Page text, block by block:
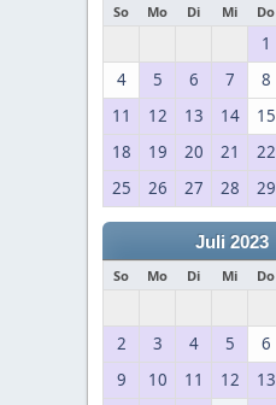
So Mo Di Mi Do
1
4
5 6 7 8
11
12 13 14 15
18
19 20 21 22
25
26 27 28 29
Juli 2023
So Mo Di Mi Do
2
3 4 5 6
9
10 11 12 13